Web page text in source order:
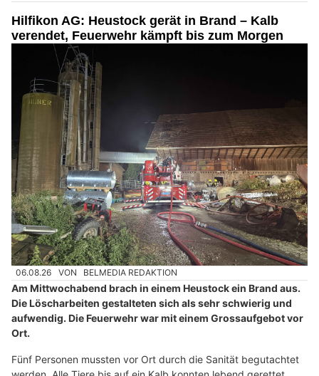
Hilfikon AG: Heustock gerät in Brand – Kalb
verendet, Feuerwehr kämpft bis zum Morgen
06.08.26 VON BELMEDIA REDAKTION
Am Mittwochabend brach in einem Heustock ein Brand aus.
Die Löscharbeiten gestalteten sich als sehr schwierig und
aufwendig. Die Feuerwehr war mit einem Grossaufgebot vor
Ort.
Fünf Personen mussten vor Ort durch die Sanität begutachtet